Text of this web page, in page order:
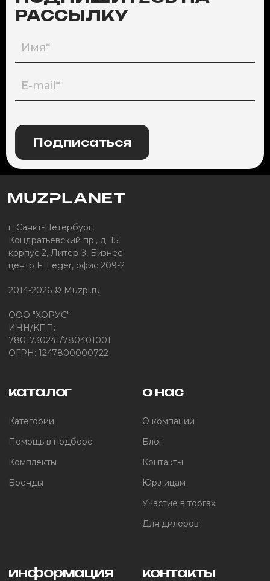
РАССЫЛКУ
Подписаться
г. Санкт-Петербург,
Кондратьевский пр., д. 15,
корпус 2, Литер З, Бизнес-
центр F. Leger, офис 209-2
2014-2026 © Muzpl.ru
ООО "ХОРУС"
ИНН/КПП:
7801730241/780401001
ОГРН: 1247800000722
каталог
Категории
Помощь в подборе
Комплекты
Бренды
о нас
О компании
Блог
Контакты
Юр.лицам
Участие в торгах
Для дилеров
информация контакты